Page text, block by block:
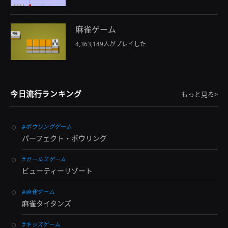
麻雀ゲーム
4,363,149人がプレイした
今日流行ランキング もっと見る>
#ボウリングゲーム
パーフェクト・ボウリング
#ガールズゲーム
ビューティーリゾート
#麻雀ゲーム
麻雀タイタンズ
#キッズゲーム